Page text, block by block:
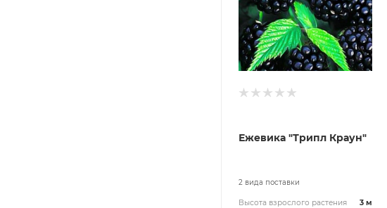
Ежевика "Трипл Краун"
2 вида поставки
Высота взрослого растения 3 м